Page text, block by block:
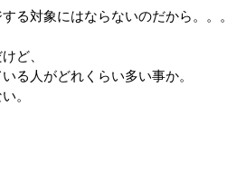
る対象にはならないのだから。。。
ど、
る人がどれくらい多い事か。
。